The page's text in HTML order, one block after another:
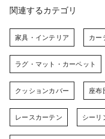
関連するカテゴリ
家具・インテリア カー
ラグ・マット・カーペット
クッションカバー 座布
レースカーテン シーリ